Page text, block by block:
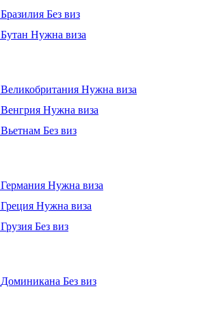
Бразилия Без виз
Бутан Нужна виза
Великобритания Нужна виза
Венгрия Нужна виза
Вьетнам Без виз
Германия Нужна виза
Греция Нужна виза
Грузия Без виз
Доминикана Без виз